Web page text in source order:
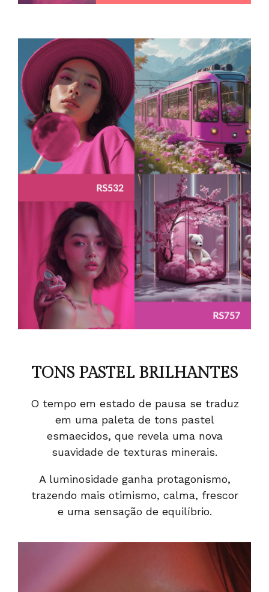
TONS PASTEL BRILHANTES
O tempo em estado de pausa se traduz
em uma paleta de tons pastel
esmaecidos, que revela uma nova
suavidade de texturas minerais.
A luminosidade ganha protagonismo,
trazendo mais otimismo, calma, frescor
e uma sensação de equilíbrio.